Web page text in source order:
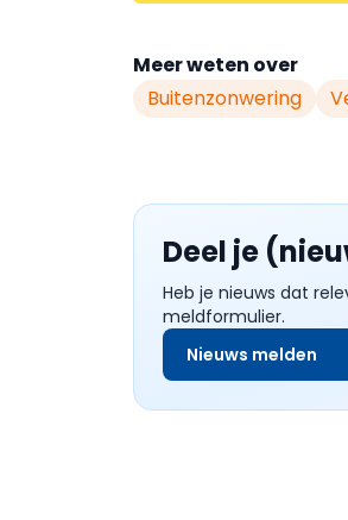
Meer weten over
Buitenzonwering
Deel je
Heb je nieuws dat
meldformulier.
Nieuws melden